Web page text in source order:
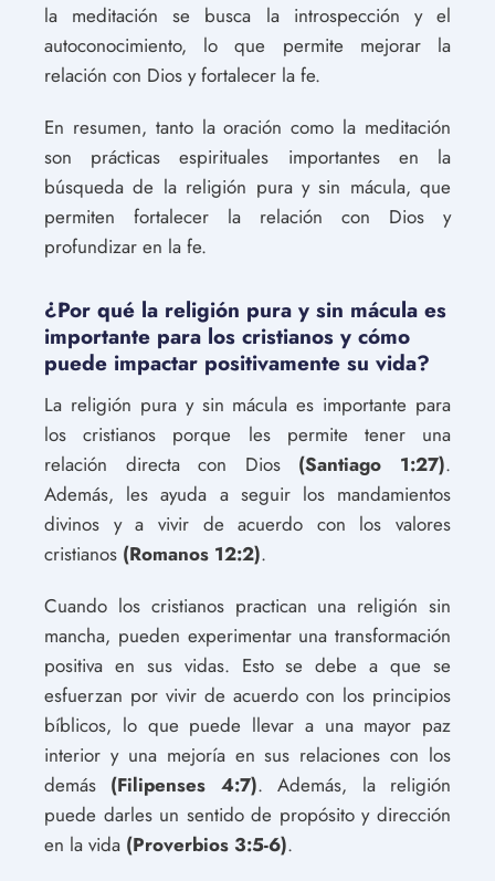
la meditación se busca la introspección y el
autoconocimiento, lo que permite mejorar la
relación con Dios y fortalecer la fe.
En resumen, tanto la oración como la meditación
son prácticas espirituales importantes en la
búsqueda de la religión pura y sin mácula, que
permiten fortalecer la relación con Dios y
profundizar en la fe.
¿Por qué la religión pura y sin mácula es
importante para los cristianos y cómo
puede impactar positivamente su vida?
La religión pura y sin mácula es importante para
los cristianos porque les permite tener una
relación directa con Dios (Santiago 1:27).
Además, les ayuda a seguir los mandamientos
divinos y a vivir de acuerdo con los valores
cristianos (Romanos 12:2).
Cuando los cristianos practican una religión sin
mancha, pueden experimentar una transformación
positiva en sus vidas. Esto se debe a que se
esfuerzan por vivir de acuerdo con los principios
bíblicos, lo que puede llevar a una mayor paz
interior y una mejoría en sus relaciones con los
demás (Filipenses 4:7). Además, la religión
puede darles un sentido de propósito y dirección
en la vida (Proverbios 3:5-6).